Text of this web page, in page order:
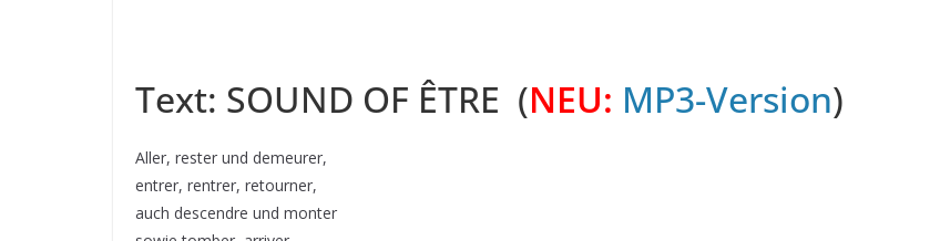
Text: SOUND OF ÊTRE (NEU: MP3-Version)
Aller, rester und demeurer,
entrer, rentrer, retourner,
auch descendre und monter